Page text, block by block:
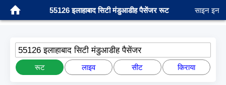
55126 इलाहाबाद सिटी मंडुआडीह पैसेंजर रूट साइन इन
55126 इलाहाबाद सिटी मंडुआडीह पैसेंजर
रूट लाइव सीट किराया